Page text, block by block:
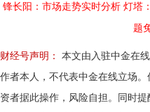
锋长阳：市场走势实时分析 灯塔
题
财经号声明：
本文由入驻中金在
作者本人，不代表中金在线立场
资者据此操作，风险自担。同时